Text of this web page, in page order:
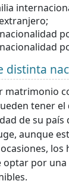
distinta
matrimonio
tener el
de su país
aunque
los
por una